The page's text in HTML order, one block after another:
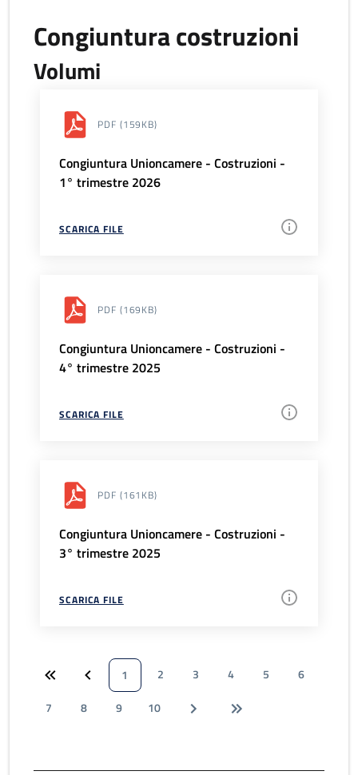
Congiuntura costruzioni
Volumi
PDF (159KB)
Congiuntura Unioncamere - Costruzioni -
1° trimestre 2026
SCARICA FILE
PDF (169KB)
Congiuntura Unioncamere - Costruzioni -
4° trimestre 2025
SCARICA FILE
PDF (161KB)
Congiuntura Unioncamere - Costruzioni -
3° trimestre 2025
SCARICA FILE
1 2 3 4 5
6
7
8 9 10